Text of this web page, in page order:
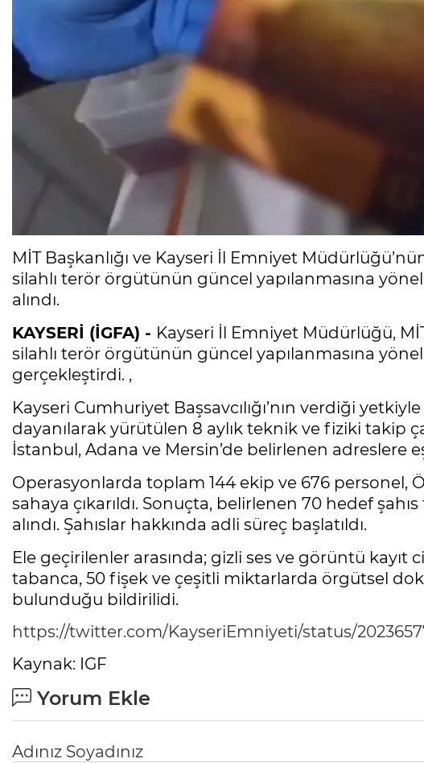
MİT Başkanlığı ve Kayseri İl Emniyet
silahlı terör örgütünün güncel yapılanmasına
alındı.
KAYSERİ (İGFA) - Kayseri İl Emniyet Müdürlüğü,
silahlı terör örgütünün güncel yapılanmasına
gerçekleştirdi. ,
Kayseri Cumhuriyet Başsavcılığı’nın verdiği
dayanılarak yürütülen 8 aylık teknik ve fiziki takip
İstanbul, Adana ve Mersin’de belirlenen adreslere
Operasyonlarda toplam 144 ekip ve 676 personel,
sahaya çıkarıldı. Sonuçta, belirlenen 70 hedef
alındı. Şahıslar hakkında adli süreç başlatıldı.
Ele geçirilenler arasında; gizli ses ve görüntü kayıt
tabanca, 50 fişek ve çeşitli miktarlarda örgütsel
bulunduğu bildirilidi.
https://twitter.com/KayseriEmniyeti/status/
Kaynak: IGF
Yorum Ekle
Adınız Soyadınız